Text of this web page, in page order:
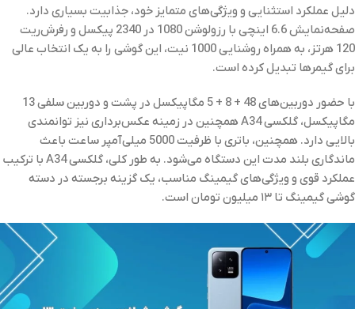
دلیل عملکرد استثنایی و ویژگی‌های متمایز خود، جذابیت بسیاری دارد.
صفحه‌نمایش 6.6 اینچی با رزولوشن 1080 در 2340 پیکسل و رفرش‌ریت
120 هرتز، به همراه روشنایی 1000 نیت، این گوشی را به یک انتخاب عالی
برای گیمرها تبدیل کرده است.
با حضور دوربین‌های 48 + 8 + 5 مگاپیکسل در پشت و دوربین سلفی 13
مگاپیکسل، گلکسی A34 همچنین در زمینه عکس‌برداری نیز توانمندی
بالایی دارد. همچنین، باتری با ظرفیت 5000 میلی‌آمپر ساعت باعث
ماندگاری بلند مدت این دستگاه می‌شود. به طور کلی، گلکسی A34 با ترکیب
عملکرد قوی و ویژگی‌های گیمینگ مناسب، یک گزینه برجسته در دسته
گوشی گیمینگ تا ۱۳ میلیون تومان است.